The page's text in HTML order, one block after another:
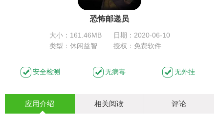
恐怖邮递员
大小：161.46MB
类型：休闲益智
日期：2020-06-10
授权：免费软件
安全检测 无病毒 无外挂
应用介绍 相关阅读 评论